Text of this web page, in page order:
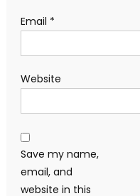
Email *
Website
Save my name,
email, and
website in this